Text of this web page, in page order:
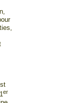
er